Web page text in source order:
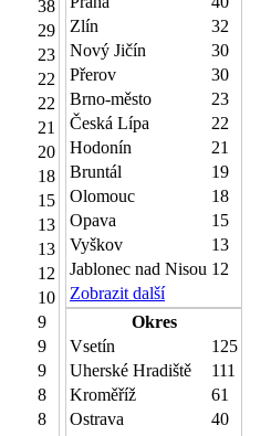
38
29
23
22
22
21
20
18
15
13
13
12
10
9
9
9
8
8
Zlín
32
Nový Jičín
30
Přerov
30
Brno-město
23
Česká Lípa
22
Hodonín
21
Bruntál
19
Olomouc
18
Opava
15
Vyškov
13
Jablonec nad Nisou 12
Zobrazit další
Okres
Vsetín
125
Uherské Hradiště
111
Kroměříž
61
Ostrava
40